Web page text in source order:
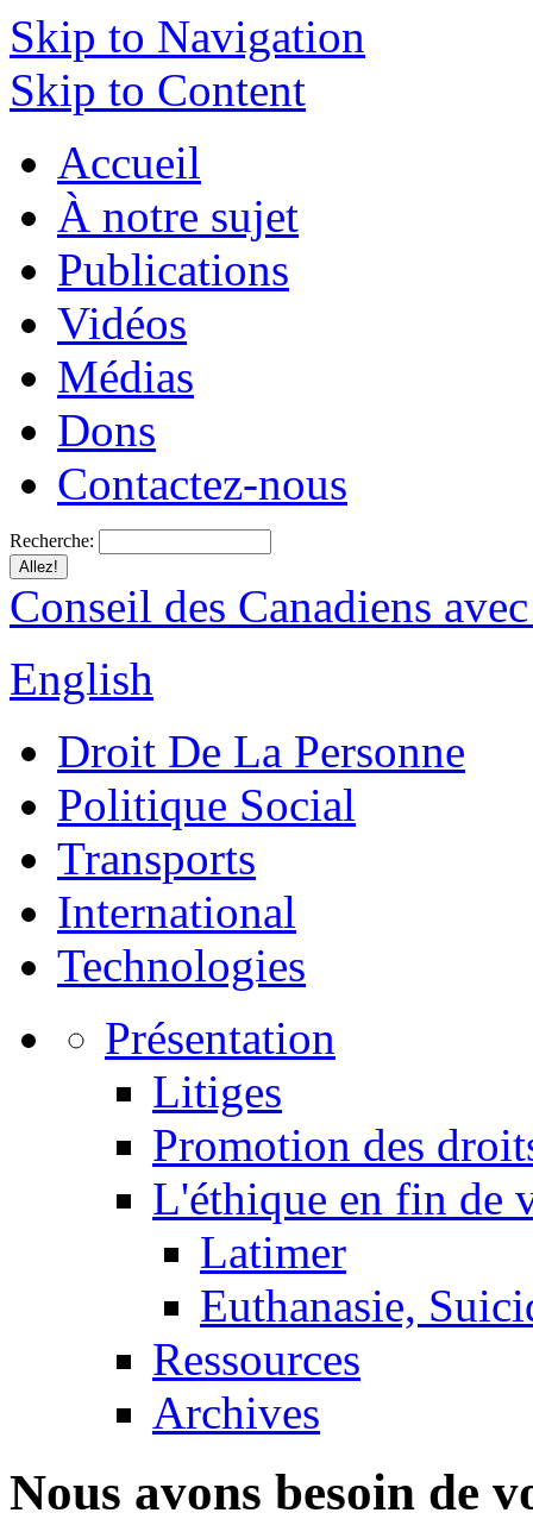
Skip to Navigation
Skip to Content
Accueil
À notre sujet
Publications
Vidéos
Médias
Dons
Contactez-nous
Recherche:
Conseil des Canadiens
English
Droit De La Personne
Politique Social
Transports
International
Technologies
Présentation
Litiges
Promotion des
L'éthique en fin de
Latimer
Euthanasie,
Ressources
Archives
Nous avons besoin de